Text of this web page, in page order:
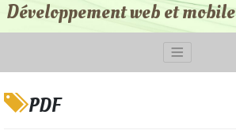
Développement web et mobile
PDF